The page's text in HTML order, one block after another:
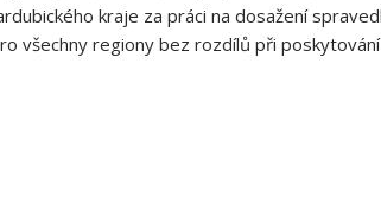
⁤kraje za práci na dosažení
všechny regiony bez rozdílů při